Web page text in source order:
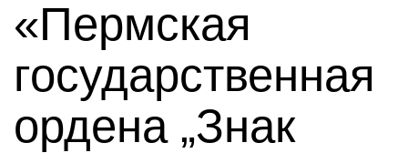
«Пермская
государственная
ордена „Знак